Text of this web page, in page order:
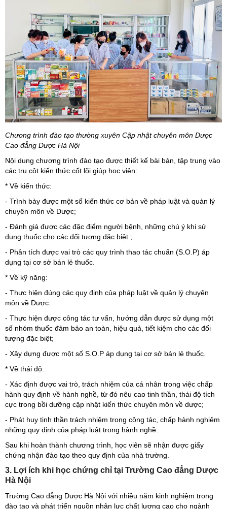
Chương trình đào tạo thường xuyên Cập nhật chuyên môn Dược
Cao đẳng Dược Hà Nội
Nội dung chương trình đào tạo được thiết kế bài bản, tập trung vào
các trụ cột kiến thức cốt lõi giúp học viên:
* Về kiến thức:
- Trình bày được một số kiến thức cơ bản về pháp luật và quản lý
chuyên môn về Dược;
- Đánh giá được các đặc điểm người bệnh, những chú ý khi sử
dụng thuốc cho các đối tượng đặc biệt ;
- Phân tích được vai trò các quy trình thao tác chuẩn (S.O.P) áp
dụng tại cơ sở bán lẻ thuốc.
* Về kỹ năng:
- Thực hiện đúng các quy định của pháp luật về quản lý chuyên
môn về Dược.
- Thực hiện được công tác tư vấn, hướng dẫn được sử dụng một
số nhóm thuốc đảm bảo an toàn, hiệu quả, tiết kiệm cho các đối
tượng đặc biệt;
- Xây dựng được một số S.O.P áp dụng tại cơ sở bán lẻ thuốc.
* Về thái độ:
- Xác định được vai trò, trách nhiệm của cá nhân trong việc chấp
hành quy định về hành nghề, từ đó nêu cao tinh thần, thái độ tích
cực trong bồi dưỡng cập nhật kiến thức chuyên môn về dược;
- Phát huy tinh thần trách nhiệm trong công tác, chấp hành nghiêm
những quy định của pháp luật trong hành nghề.
Sau khi hoàn thành chương trình, học viên sẽ nhận được giấy
chứng nhận đào tạo theo quy định của nhà trường.
3. Lợi ích khi học chứng chỉ tại Trường Cao đẳng Dược
Hà Nội
Trường Cao đẳng Dược Hà Nội với nhiều năm kinh nghiệm trong
đào tạo và phát triển nguồn nhân lực chất lượng cao cho ngành